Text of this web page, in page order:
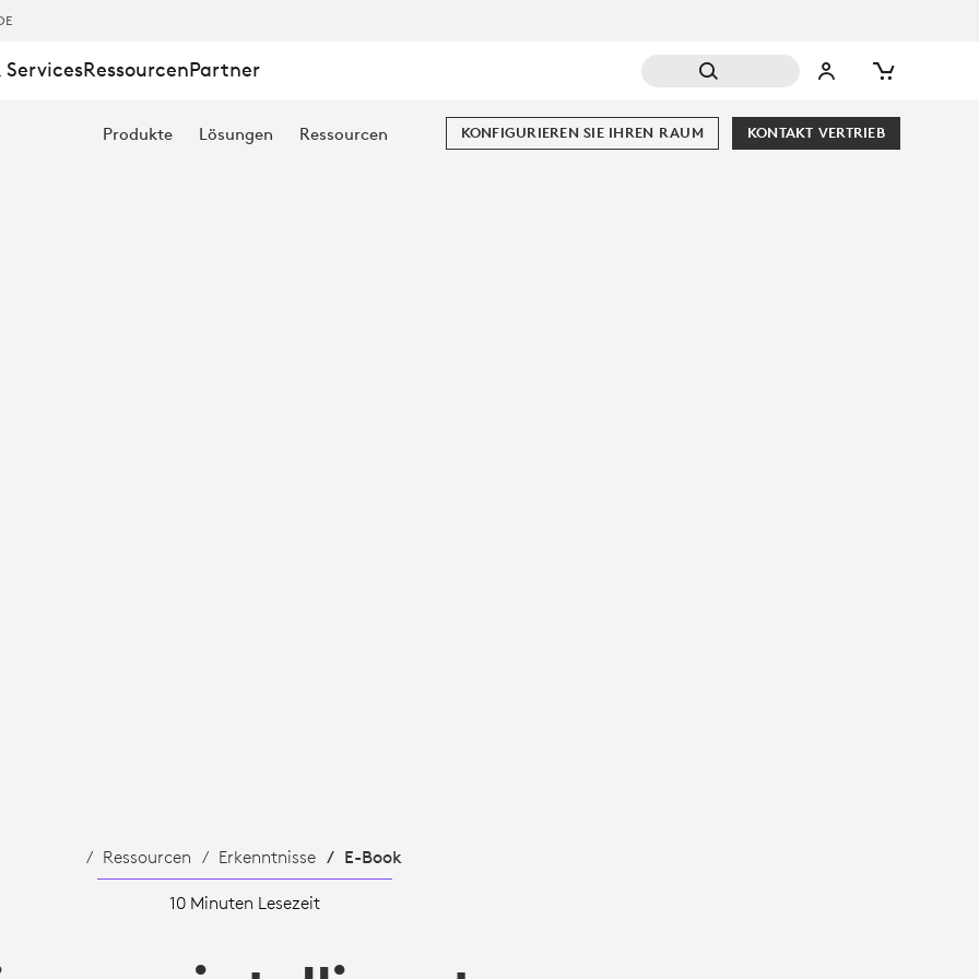
RessourcenPartner
Produkte Lösungen Ressourcen KONTAKT VERTRIEB
KONFIGURIEREN SIE IHREN RAUM
Ressourcen Erkenntnisse E-Book
10 Minuten Lesezeit